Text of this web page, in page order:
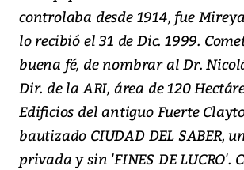
controlaba desde 1914, fue
lo recibió el 31 de Dic. 1999.
buena fé, de nombrar al Dr.
Dir. de la ARI, área de 120
Edificios del antiguo Fuerte
bautizado CIUDAD DEL SABER,
privada y sin 'FINES DE LUCRO'.